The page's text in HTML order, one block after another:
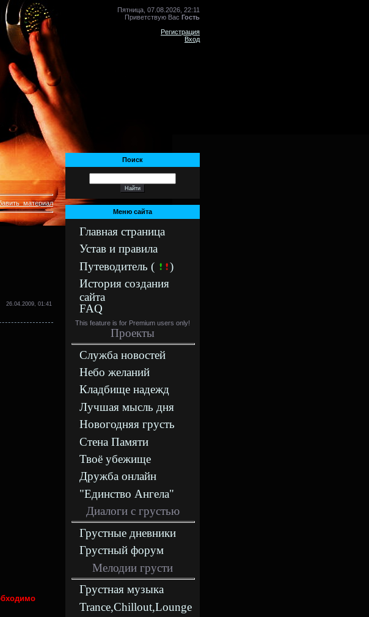
Пятница, 07.08.2026, 22:11
Приветствую Вас Гость
Регистрация
Вход
26.04.2009, 01:41
Поиск
Меню сайта
Главная страница
Устав и правила
Путеводитель (
)
История создания
сайта
FAQ
This feature is for Premium users only!
Проекты
Служба новостей
Небо желаний
Кладбище надежд
Лучшая мысль дня
Новогодняя грусть
Стена Памяти
Твоё убежище
Дружба онлайн
"Единство Ангела"
Диалоги с грустью
Грустные дневники
Грустный форум
Мелодии грусти
Грустная музыка
Trance,Chillout,Lounge